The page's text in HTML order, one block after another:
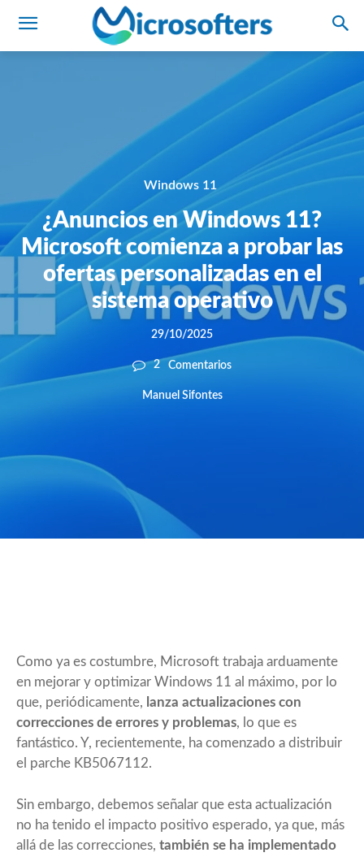
Windows 11
¿Anuncios en Windows 11?
Microsoft comienza a probar las
ofertas personalizadas en el
sistema operativo
29/10/2025
2 Comentarios
Manuel Sifontes
Como ya es costumbre, Microsoft trabaja arduamente
en mejorar y optimizar Windows 11 al máximo, por lo
que, periódicamente, lanza actualizaciones con
correcciones de errores y problemas, lo que es
fantástico. Y, recientemente, ha comenzado a distribuir
el parche KB5067112.
Sin embargo, debemos señalar que esta actualización
no ha tenido el impacto positivo esperado, ya que, más
allá de las correcciones, también se ha implementado